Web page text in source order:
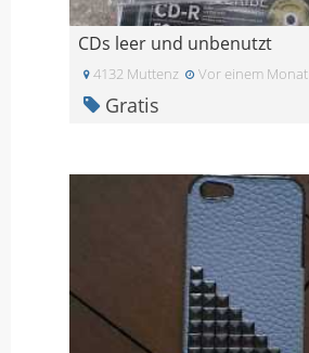
CDs leer und unbenutzt
4132 Muttenz Vor einem Monat
Gratis